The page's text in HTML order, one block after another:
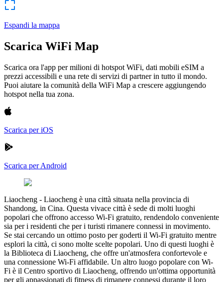
Espandi la mappa
Scarica WiFi Map
Scarica ora l'app per milioni di hotspot WiFi, dati mobili eSIM a
prezzi accessibili e una rete di servizi di partner in tutto il mondo.
Puoi aiutare la comunità della WiFi Map a crescere aggiungendo
hotspot nella tua zona.
Scarica per iOS
Scarica per Android
Liaocheng - Liaocheng è una città situata nella provincia di
Shandong, in Cina. Questa vivace città è sede di molti luoghi
popolari che offrono accesso Wi-Fi gratuito, rendendolo conveniente
sia per i residenti che per i turisti rimanere connessi in movimento.
Se stai cercando un ottimo posto per goderti il Wi-Fi gratuito mentre
esplori la città, ci sono molte scelte popolari. Uno di questi luoghi è
la Biblioteca di Liaocheng, che offre un'atmosfera confortevole e
una connessione Wi-Fi affidabile. Un altro luogo popolare con Wi-
Fi è il Centro sportivo di Liaocheng, offrendo un'ottima opportunità
per gli appassionati di fitness di rimanere connessi durante il loro